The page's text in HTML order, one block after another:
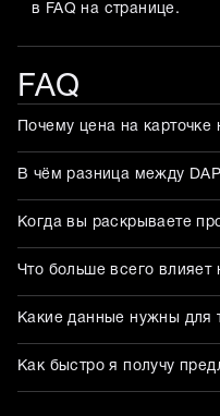
в FAQ на странице.
FAQ
Почему цена на карточке
В чём разница между
Когда вы раскрываете
Что больше всего влияет
Какие данные нужны для
Как быстро я получу